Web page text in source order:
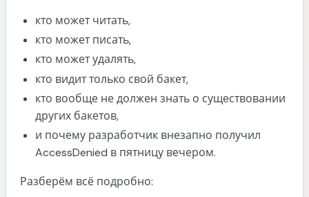
Новый пользователь
Как работает система прав в MinIO
Важный момент: bucket policy ≠ admin policy
Bucket Policy
Admin Policy
кто может читать,
кто может писать,
кто может удалять,
кто видит только свой бакет,
кто вообще не должен знать о существовании
других бакетов,
и почему разработчик внезапно получил
AccessDenied в пятницу вечером.
Разберём всё подробно: